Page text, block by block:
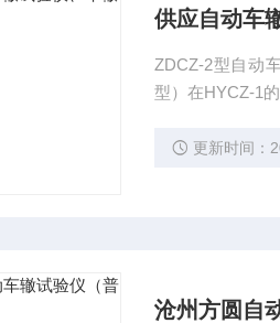
供应自动车
ZDCZ-2型自动
型）在HYCZ-1
控制 更新时间：
沧州方圆自